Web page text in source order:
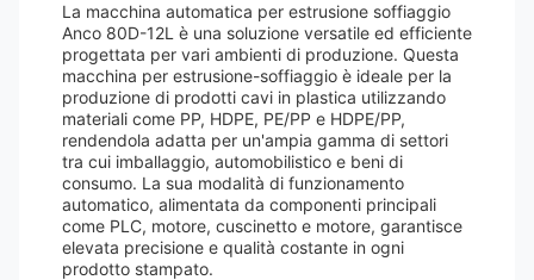
La macchina automatica per estrusione soffiaggio
Anco 80D-12L è una soluzione versatile ed efficiente
progettata per vari ambienti di produzione. Questa
macchina per estrusione-soffiaggio è ideale per la
produzione di prodotti cavi in ​​plastica utilizzando
materiali come PP, HDPE, PE/PP e HDPE/PP,
rendendola adatta per un'ampia gamma di settori
tra cui imballaggio, automobilistico e beni di
consumo. La sua modalità di funzionamento
automatico, alimentata da componenti principali
come PLC, motore, cuscinetto e motore, garantisce
elevata precisione e qualità costante in ogni
prodotto stampato.